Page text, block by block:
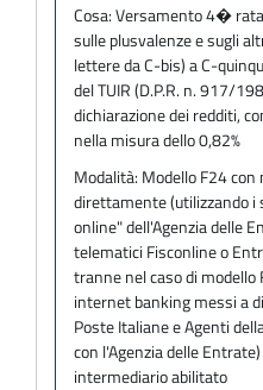
Cosa:Versamento 4�
sulle plusvalenze e sugli
lettere da C-bis) a C-
del TUIR (D.P.R. n. 917/
dichiarazione dei redditi,
nella misura dello 0,82%
Modalità: Modello F24
direttamente (utilizzando i
online" dell'Agenzia delle
telematici Fisconline o
tranne nel caso di modello
internet banking messi a
Poste Italiane e Agenti
con l'Agenzia delle
intermediario abilitato